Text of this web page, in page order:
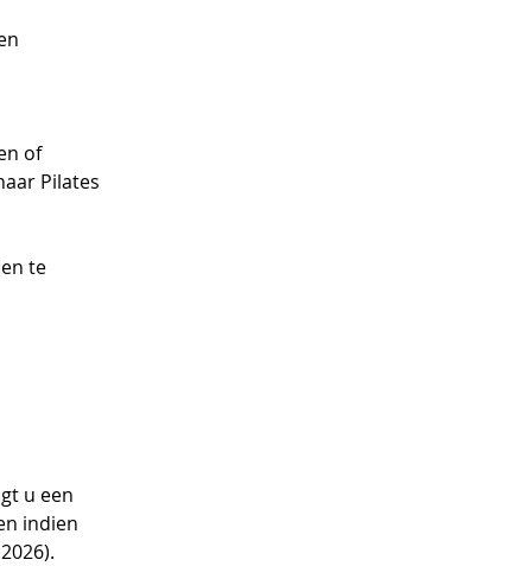
of
Pilates
te
u een
indien